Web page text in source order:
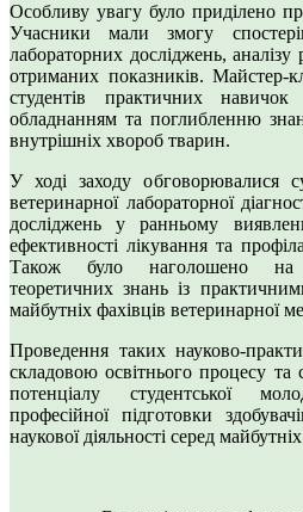
Особливу увагу було приділено
Учасники мали змогу
лабораторних досліджень, аналізу
отриманих показників.
студентів практичних
обладнанням та поглибленню
внутрішніх хвороб тварин.
У ході заходу обговорювалися
ветеринарної лабораторної
досліджень у ранньому
ефективності лікування та
Також було наголошено на
теоретичних знань із
майбутніх фахівців ветеринарної
Проведення таких науково-
складовою освітнього процесу та
потенціалу студентської
професійної підготовки
наукової діяльності серед